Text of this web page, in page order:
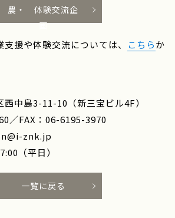
農・ 体験交流企
画
援や体験交流については、 こちらか
中島3-11-10（新三宝ビル4F）
／FAX：06-6195-3970
znk.jp
（平日）
一覧に戻る